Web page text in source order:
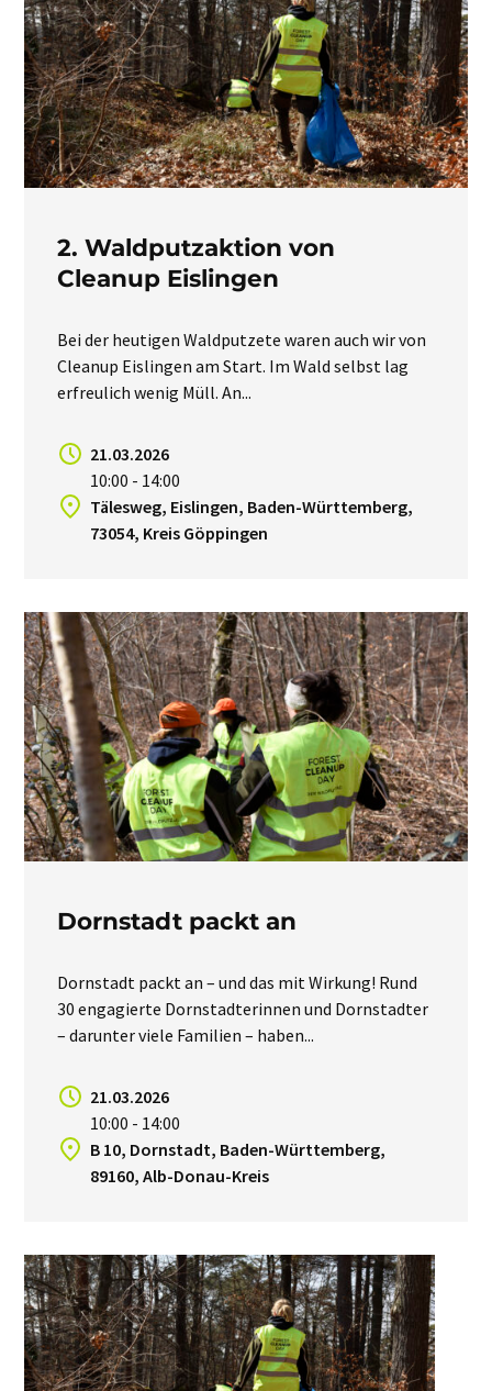
2. Waldputzaktion von
Cleanup Eislingen
Bei der heutigen Waldputzete waren auch wir von
Cleanup Eislingen am Start. Im Wald selbst lag
erfreulich wenig Müll. An...
21.03.2026
10:00 - 14:00
Tälesweg, Eislingen, Baden-Württemberg,
73054, Kreis Göppingen
Dornstadt packt an
Dornstadt packt an – und das mit Wirkung! Rund
30 engagierte Dornstadterinnen und Dornstadter
– darunter viele Familien – haben...
21.03.2026
10:00 - 14:00
B 10, Dornstadt, Baden-Württemberg,
89160, Alb-Donau-Kreis